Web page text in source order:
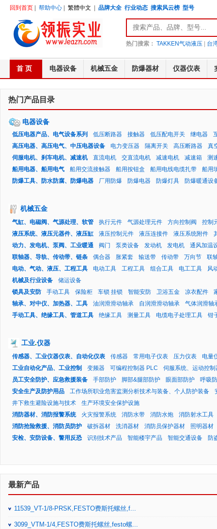
回到首页 帮助中心 繁體中文 品牌大全 行业动态 搜索风云榜 型号
热门搜索： TAKKEN气动液压 台
首 页 电器设备 机械五金 防爆器材 仪器仪表
热门产品目录
电器设备
低压电器产品、电气设备系列 低压断路器 接触器 低压配电开关 继电器
高压电器、高压电气、中压电器设备
电力变压器 隔离开关 高压断路器
真
伺服电机、刹车电机、减速机
直流电机 交直流电机 减速电机 减速箱
测
船用电器、船用电气
船用交流接触器 船用按钮盒 船用电线电缆扎带
船用
防爆工具、防水防腐、防爆电器
厂用防爆 防爆电器 防爆灯具 防爆暖通设
机械五金
气缸、电磁阀、气源处理、软管 执行元件 气源处理元件 方向控制阀
控制
液压系统、液压元器件、液压缸
液压控制元件 液压连接件 液压系统附件
动力、发电机、泵阀、工业暖通
阀门 泵类设备 发动机 发电机
通风加温
联轴器、导轨、传动带、链条
偶合器 胀紧套 输送带 传动带 万向节
联
电动、气动、液压、工程工具
电动工具 工程工具 组合工具 电工工具
风
机械及行业设备
储运设备
锁具及安防
手动工具 保险柜 车锁 挂锁 智能安防 卫浴五金 凉衣配件
轴承、对中仪、加热器、工具
油润滑滑动轴承 自润滑滑动轴承
气体润滑轴
手动工具、绝缘工具、管道工具
绝缘工具 测量工具 电缆电子处理工具 钳
工业.仪器
传感器、工业仪器仪表、自动化仪表 传感器 常用电子仪表 压力仪表
电量
工业自动化产品、工业控制
变频器 可编程控制器 PLC
伺服系统、运动控
员工安全防护、应急救援装备
手部防护 脚部&腿部防护 眼面部防护
呼吸
安全生产及防护用品
工作场所职业危害监测分析技术与装备、个人防护装备
井下救生避险设施与技术
生产环境安全保护设施
消防器材、消防报警系统
火灾报警系统 消防水带 消防水炮
消防射水工具
消防抢险救援、消防员防护
破拆器材 洗消器材 消防员保护器材
照明器材
安检、安防设备、警用反恐
识别技术产品 智能楼宇产品 智能交通设备 防
最新产品
11539_VT-1/8-PRSK,FESTO费斯托螺丝,f...
3099_VTM-1/4,FESTO费斯托螺丝,festo螺...